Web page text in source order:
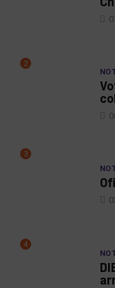
2
3
4